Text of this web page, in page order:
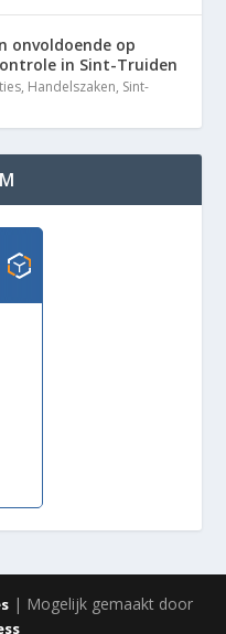
onvoldoende op
in Sint-Truiden
, Handelszaken, Sint-
| Mogelijk gemaakt door